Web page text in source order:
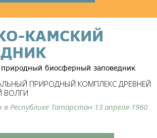
КАМСКИЙ
природный биосферный заповедник
ПРИРОДНЫЙ КОМПЛЕКС ДРЕВНЕЙ
ВОЛГИ
в Республике Татарстан 13 апреля 1960